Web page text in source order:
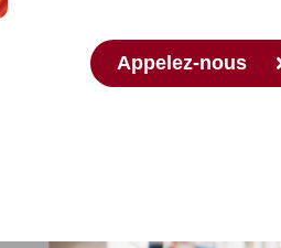
Appelez-nous